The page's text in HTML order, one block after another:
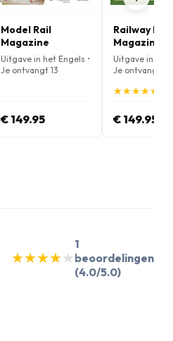
Model Rail
Magazine
Uitgave in het Engels •
Je ontvangt 13
€ 149.95
Railway
Magazine
Uitgave in het
Je ontvangt 12
★
★★
★★
★★
★★
★
€ 149.95
★
★★
★★
★★
★★
★
1
beoordelingen
(4.0/5.0)